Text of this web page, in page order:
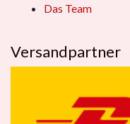
Das Team
Versandpartner